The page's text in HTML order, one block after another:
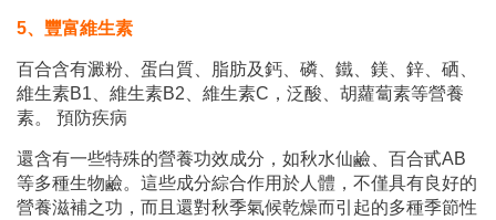
5、豐富維生素
百合含有澱粉、蛋白質、脂肪及鈣、磷、鐵、鎂、鋅、硒、
維生素B1、維生素B2、維生素C，泛酸、胡蘿蔔素等營養
素。 預防疾病
還含有一些特殊的營養功效成分，如秋水仙鹼、百合甙AB
等多種生物鹼。這些成分綜合作用於人體，不僅具有良好的
營養滋補之功，而且還對秋季氣候乾燥而引起的多種季節性